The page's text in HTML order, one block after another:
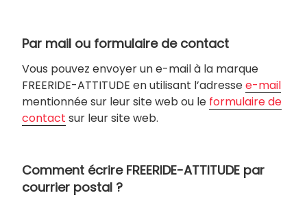
Par mail ou formulaire de contact
Vous pouvez envoyer un e-mail à la marque
FREERIDE-ATTITUDE en utilisant l’adressee-mail
mentionnée sur leur site web ou le formulaire de
contact sur leur site web.
Comment écrire FREERIDE-ATTITUDE par
courrier postal ?